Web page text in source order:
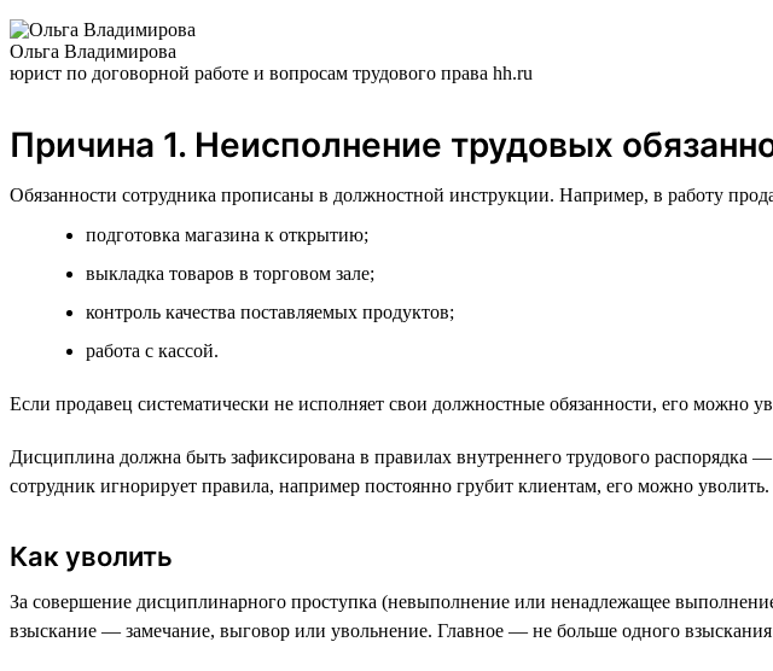
Ольга Владимирова
юрист по договорной работе и вопросам трудового права hh.ru
Причина 1. Неисполнение трудовых
Обязанности сотрудника прописаны в должностной инструкции. Например, в работу
подготовка магазина к открытию;
выкладка товаров в торговом зале;
контроль качества поставляемых продуктов;
работа с кассой.
Если продавец систематически не исполняет свои должностные обязанности, его можно
Дисциплина должна быть зафиксирована в правилах внутреннего трудового
сотрудник игнорирует правила, например постоянно грубит клиентам, его можно уволить.
Как уволить
За совершение дисциплинарного проступка (невыполнение или ненадлежащее
взыскание — замечание, выговор или увольнение. Главное — не больше одного взыскания